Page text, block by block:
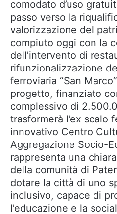
comodato d’uso
passo verso la
valorizzazione del
compiuto oggi con la
dell’intervento di
rifunzionalizzazione
ferroviaria “San
progetto, finanziato
complessivo di
trasformerà l’ex scalo
innovativo Centro
Aggregazione Socio-
rappresenta una
della comunità di
dotare la città di uno
inclusivo, capace di
l’educazione e la